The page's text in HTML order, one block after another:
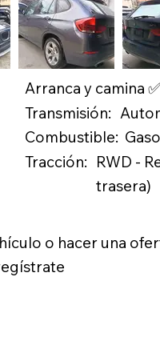
Transmisión:
Combustible:
Tracción: RWD -
trasera)
Arranca y camina ✅
o hacer una